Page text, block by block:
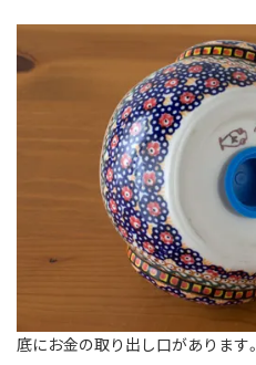
底にお金の取り出し口があります。